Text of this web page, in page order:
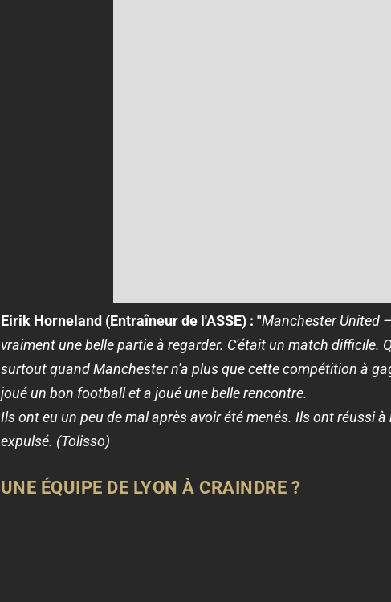
Eirik Horneland (Entraîneur de l'ASSE) : "Manchester United
vraiment une belle partie à regarder. C'était un match difficile.
surtout quand Manchester n'a plus que cette compétition à
joué un bon football et a joué une belle rencontre.
Ils ont eu un peu de mal après avoir été menés. Ils ont réussi
expulsé. (Tolisso)
UNE ÉQUIPE DE LYON À CRAINDRE ?